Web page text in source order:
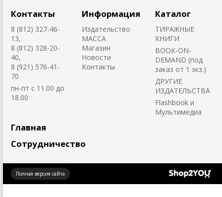
Контакты
8 (812) 327-46-
13,
8 (812) 328-20-
40,
8 (921) 576-41-
70
пн-пт с 11.00 до
18.00
Информация
Издательство
MACCA
Магазин
Новости
Контакты
Каталог
ТИРАЖНЫЕ
КНИГИ
BOOK-ON-
DEMAND (под
заказ от 1 экз.)
ДРУГИЕ
ИЗДАТЕЛЬСТВА
Flashbook и
Мультимедиа
Главная
Сотрудничество
Полная версия сайта